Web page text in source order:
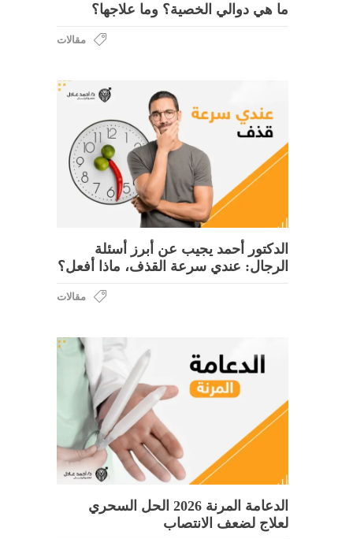
ما هي دوالي الخصية؟ وما علاجها؟
مقالات
الدكتور أحمد يجيب عن أبرز أسئلة
الرجال: عندي سرعة القذف، ماذا أفعل؟
مقالات
الدعامة المرنة 2026 الحل السحري
لعلاج لضعف الانتصاب